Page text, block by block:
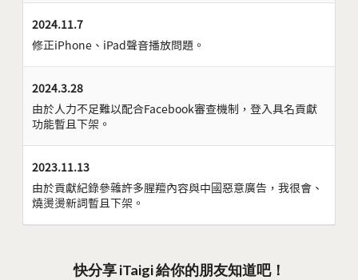
2024.11.7
修正iPhone、iPad聲音播放問題。
2024.3.28
由於人力不足難以配合Facebook審查機制，登入具名貢獻
功能暫且下架。
2023.11.13
由於貢獻紀錄參雜許多腥羶內容與中國惡意廣告，我很會、
燒燙燙新詞暫且下架。
快分享 iTaigi 給你的朋友知道吧！